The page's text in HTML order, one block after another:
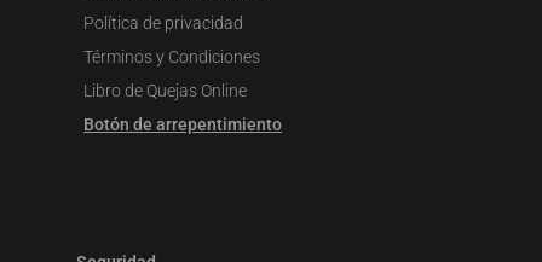
Política de privacidad
Términos y Condiciones
Libro de Quejas Online
Botón de arrepentimiento